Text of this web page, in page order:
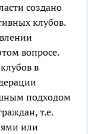
создано
клубов.
вопросе.
в
подходом
т.е.
или